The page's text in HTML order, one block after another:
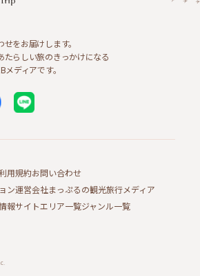
をお届けします。
たらしい旅のきっかけになる
ディアです。
用規約お問い合わせ
ン運営会社まっぷるの観光旅行メディア
報サイトエリア一覧ジャンル一覧